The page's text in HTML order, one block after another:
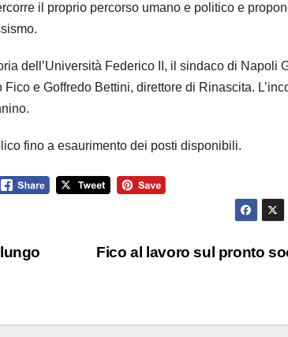
il proprio percorso umano e politico e
dell’Università Federico II, il sindaco di Napoli
e Goffredo Bettini, direttore di Rinascita.
fino a esaurimento dei posti disponibili.
Fico al lavoro sul pronto